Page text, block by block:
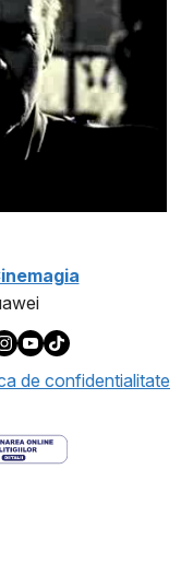
de confidentialitate